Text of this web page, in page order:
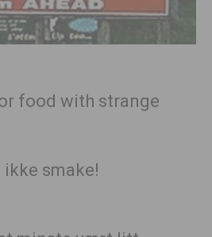
ikke smake!